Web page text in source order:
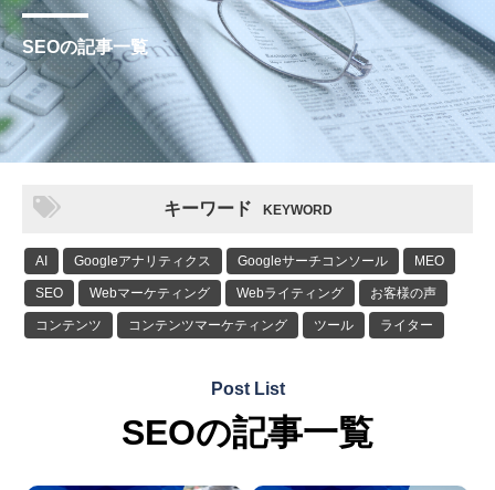
SEOの記事一覧
キーワード KEYWORD
AI Googleアナリティクス Googleサーチコンソール MEO
SEO Webマーケティング Webライティング お客様の声
コンテンツ コンテンツマーケティング ツール ライター
Post List
SEOの記事一覧